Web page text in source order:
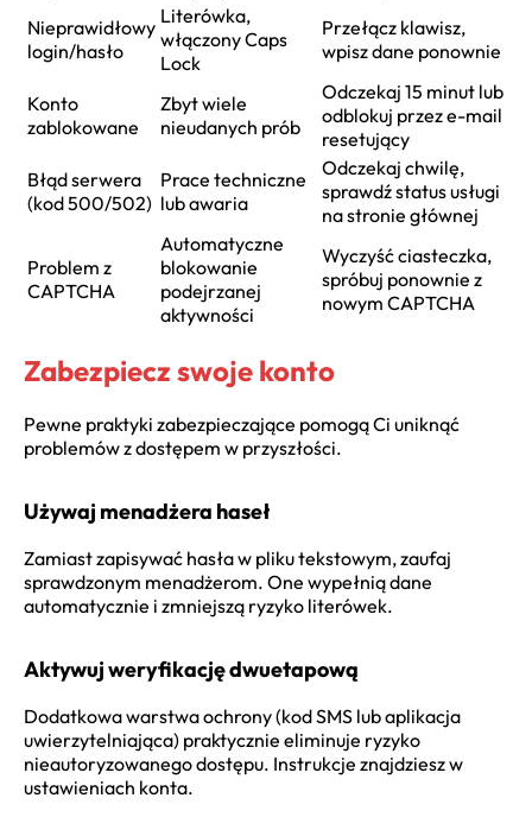
Nieprawidłowy
login/hasło
Literówka,
włączony Caps
Lock
Przełącz klawisz,
wpisz dane ponownie
Konto
zablokowane
Zbyt wiele
nieudanych prób
Odczekaj 15 minut lub
odblokuj przez e-mail
resetujący
Błąd serwera
(kod 500/502)
Prace techniczne
lub awaria
Odczekaj chwilę,
sprawdź status usługi
na stronie głównej
Problem z
CAPTCHA
Automatyczne
blokowanie
podejrzanej
aktywności
Wyczyść ciasteczka,
spróbuj ponownie z
nowym CAPTCHA
Zabezpiecz swoje konto
Pewne praktyki zabezpieczające pomogą Ci uniknąć
problemów z dostępem w przyszłości.
Używaj menadżera haseł
Zamiast zapisywać hasła w pliku tekstowym, zaufaj
sprawdzonym menadżerom. One wypełnią dane
automatycznie i zmniejszą ryzyko literówek.
Aktywuj weryfikację dwuetapową
Dodatkowa warstwa ochrony (kod SMS lub aplikacja
uwierzytelniająca) praktycznie eliminuje ryzyko
nieautoryzowanego dostępu. Instrukcje znajdziesz w
ustawieniach konta.